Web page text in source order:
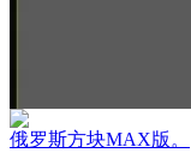
俄罗斯方块MAX版。